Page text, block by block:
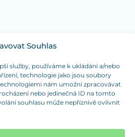
Souhlas
služby, používáme k ukládání a/nebo
technologie jako jsou soubory
nám umožní zpracovávat
nebo jedinečná ID na tomto
souhlasu může nepříznivě ovlivnit
s výběrem?
Čtvrtek od: 7:30 - 15:30 hodin
hodin
+420 725 802 767